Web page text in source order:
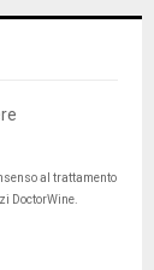
al trattamento
DoctorWine.